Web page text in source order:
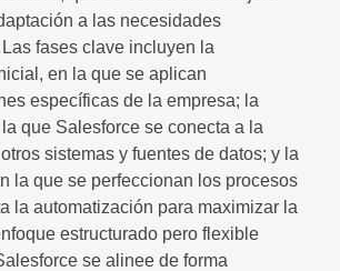
a las necesidades
fases clave incluyen la
en la que se aplican
específicas de la empresa; la
que Salesforce se conecta a la
sistemas y fuentes de datos; y la
la que se perfeccionan los procesos
la automatización para maximizar la
estructurado pero flexible
se alinee de forma